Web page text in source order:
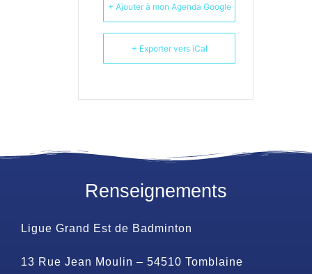
+ Ajouter à mon Agenda Google
+ Exporter vers iCal
Renseignements
Ligue Grand Est de Badminton
13 Rue Jean Moulin – 54510 Tomblaine